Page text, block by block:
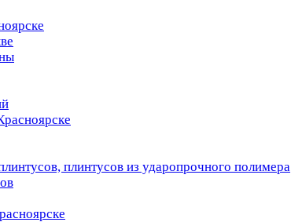
плинтусов из ударопрочного полимера